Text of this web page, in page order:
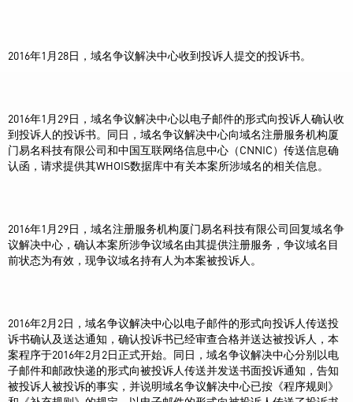
2016年1月28日，域名争议解决中心收到投诉人提交的投诉书。
2016年1月29日，域名争议解决中心以电子邮件的形式向投诉人确认收
到投诉人的投诉书。同日，域名争议解决中心向域名注册服务机构厦
门易名科技有限公司和中国互联网络信息中心（CNNIC）传送信息确
认函，请求提供其WHOIS数据库中有关本案所涉域名的相关信息。
2016年1月29日，域名注册服务机构厦门易名科技有限公司回复域名争
议解决中心，确认本案所涉争议域名由其提供注册服务，争议域名目
前状态为有效，现争议域名持有人为本案被投诉人。
2016年2月2日，域名争议解决中心以电子邮件的形式向投诉人传送投
诉书确认及送达通知，确认投诉书已经审查合格并送达被投诉人，本
案程序于2016年2月2日正式开始。同日，域名争议解决中心分别以电
子邮件和邮政快递的形式向被投诉人传送并发送书面投诉通知，告知
被投诉人被投诉的事实，并说明域名争议解决中心已按《程序规则》